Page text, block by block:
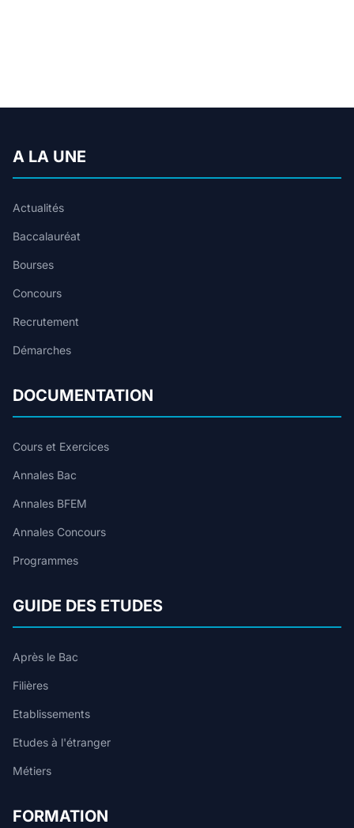
A LA UNE
Actualités
Baccalauréat
Bourses
Concours
Recrutement
Démarches
DOCUMENTATION
Cours et Exercices
Annales Bac
Annales BFEM
Annales Concours
Programmes
GUIDE DES ETUDES
Après le Bac
Filières
Etablissements
Etudes à l'étranger
Métiers
FORMATION